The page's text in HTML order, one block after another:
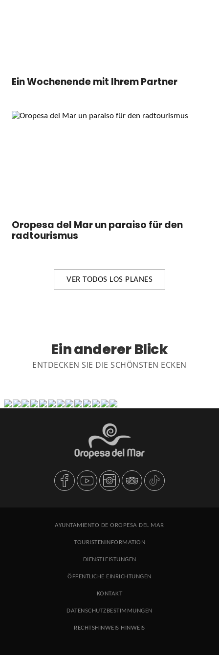
Ein Wochenende mit Ihrem Partner
Oropesa del Mar un paraiso für den
radtourismus
VER TODOS LOS PLANES
Ein anderer Blick
ENTDECKEN SIE DIE SCHÖNSTEN ECKEN
AYUNTAMIENTO DE OROPESA DEL MAR
TOURISTENINFORMATION
DIENSTLEISTUNGEN
ÖFFENTLICHE EINRICHTUNGEN
KONTAKT
DATENSCHUTZBESTIMMUNGEN
RECHTSHINWEIS HINWEIS